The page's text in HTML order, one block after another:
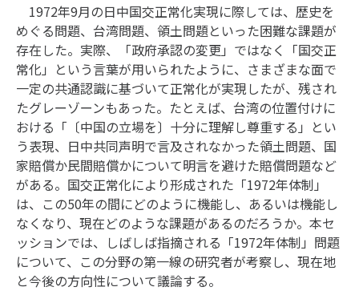
1972年9月の日中国交正常化実現に際しては、歴史を
めぐる問題、台湾問題、領土問題といった困難な課題が
存在した。実際、「政府承認の変更」ではなく「国交正
常化」という言葉が用いられたように、さまざまな面で
一定の共通認識に基づいて正常化が実現したが、残され
たグレーゾーンもあった。たとえば、台湾の位置付けに
おける「〔中国の立場を〕十分に理解し尊重する」とい
う表現、日中共同声明で言及されなかった領土問題、国
家賠償か民間賠償かについて明言を避けた賠償問題など
がある。国交正常化により形成された「1972年体制」
は、この50年の間にどのように機能し、あるいは機能し
なくなり、現在どのような課題があるのだろうか。本セ
ッションでは、しばしば指摘される「1972年体制」問題
について、この分野の第一線の研究者が考察し、現在地
と今後の方向性について議論する。